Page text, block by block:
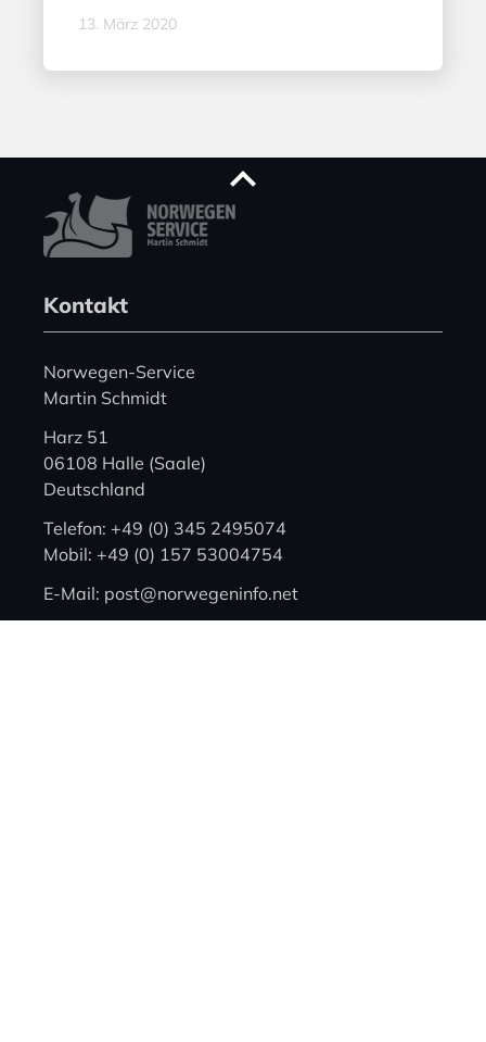
13. März 2020
Kontakt
Norwegen-Service
Martin Schmidt
Harz 51
06108 Halle (Saale)
Deutschland
Telefon: +49 (0) 345 2495074
Mobil: +49 (0) 157 53004754
E-Mail: post@norwegeninfo.net